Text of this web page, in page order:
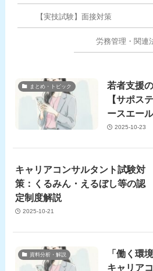
【実技試験】面接対策
労務管理・関連
まとめ・トピック
若者支援
【サポス
ースエー
2025-10-23
キャリアコンサルタント試験対
策：くるみん・えるぼし等の認
定制度解説
2025-10-21
資料分析・解説
「働く環
キャリア